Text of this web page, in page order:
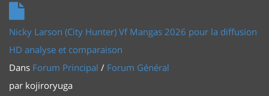
Nicky Larson (City Hunter) Vf Mangas 2026 pour la diffusion
HD analyse et comparaison
Dans Forum Principal / Forum Général
par kojiroryuga